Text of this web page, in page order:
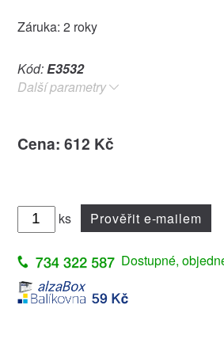
Záruka: 2 roky
Kód:E3532
Další parametry
Cena: 612 Kč
ks Prověřit e-mailem
Dostupné,